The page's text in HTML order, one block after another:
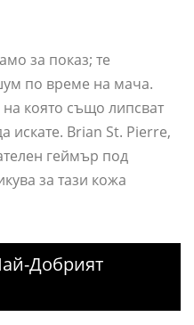
за показ; те
по време на мача.
която също липсват
искате. Brian St. Pierre,
геймър под
за тази кожа
Добрият